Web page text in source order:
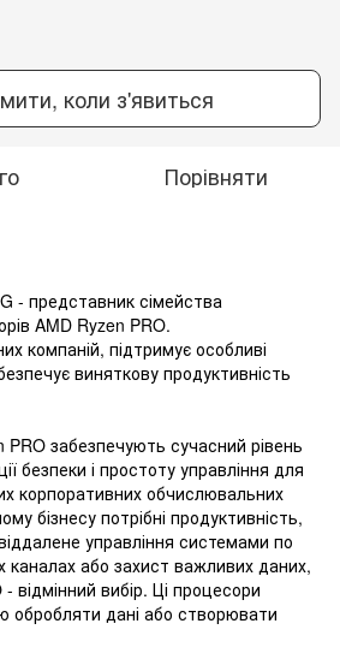
коли з'явиться
Порівняти
- представник сімейства
AMD Ryzen PRO.
компаній, підтримує особливі
виняткову продуктивність
забезпечують сучасний рівень
безпеки і простоту управління для
корпоративних обчислювальних
бізнесу потрібні продуктивність,
управління системами по
каналах або захист важливих даних,
відмінний вибір. Ці процесори
обробляти дані або створювати